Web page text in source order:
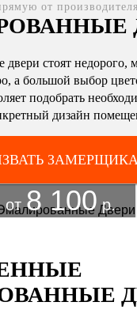
от производителя
стоят недорого,
а большой выбор
подобрать
дизайн
от8 100 р.